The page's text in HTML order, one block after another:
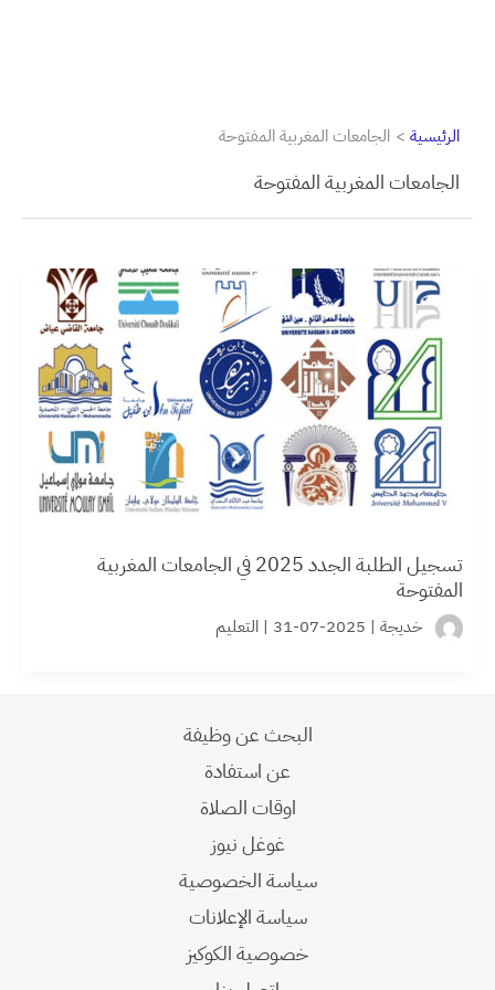
الرئيسية الجامعات المغربية المفتوحة
الجامعات المغربية المفتوحة
تسجيل الطلبة الجدد 2025 في الجامعات المغربية
المفتوحة
خديجة |
2025-07-31
|التعليم
البحث عن وظيفة
عن استفادة
اوقات الصلاة
غوغل نيوز
سياسة الخصوصية
سياسة الإعلانات
خصوصية الكوكيز